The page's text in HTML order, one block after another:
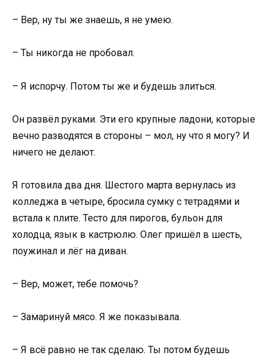
– Вер, ну ты же знаешь, я не умею.
– Ты никогда не пробовал.
– Я испорчу. Потом ты же и будешь злиться.
Он развёл руками. Эти его крупные ладони, которые
вечно разводятся в стороны – мол, ну что я могу? И
ничего не делают.
Я готовила два дня. Шестого марта вернулась из
колледжа в четыре, бросила сумку с тетрадями и
встала к плите. Тесто для пирогов, бульон для
холодца, язык в кастрюлю. Олег пришёл в шесть,
поужинал и лёг на диван.
– Вер, может, тебе помочь?
– Замаринуй мясо. Я же показывала.
– Я всё равно не так сделаю. Ты потом будешь